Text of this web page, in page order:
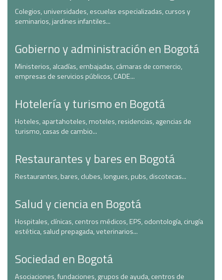
Colegios, universidades, escuelas especializadas, cursos y
seminarios, jardines infantiles...
Gobierno y administración en Bogotá
Ministerios, alcadías, embajadas, cámaras de comercio,
empresas de servicios públicos, CADE...
Hotelería y turismo en Bogotá
Hoteles, apartahoteles, moteles, residencias, agencias de
turismo, casas de cambio...
Restaurantes y bares en Bogotá
Restaurantes, bares, clubes, longues, pubs, discotecas...
Salud y ciencia en Bogotá
Hospitales, clínicas, centros médicos, EPS, odontología, cirugía
estética, salud prepagada, veterinarios...
Sociedad en Bogotá
Asociaciones, fundaciones, grupos de ayuda, centros de